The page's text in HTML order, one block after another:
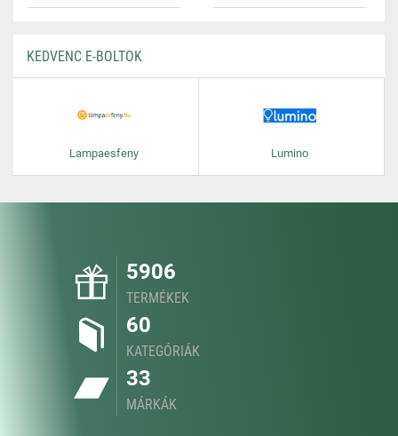
KEDVENC E-BOLTOK
Lampaesfeny Lumino
5906
TERMÉKEK
60
KATEGÓRIÁK
33
MÁRKÁK